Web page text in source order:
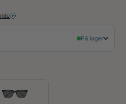
tilbyder en
Med deres fulde
er de et ideelt
På lager